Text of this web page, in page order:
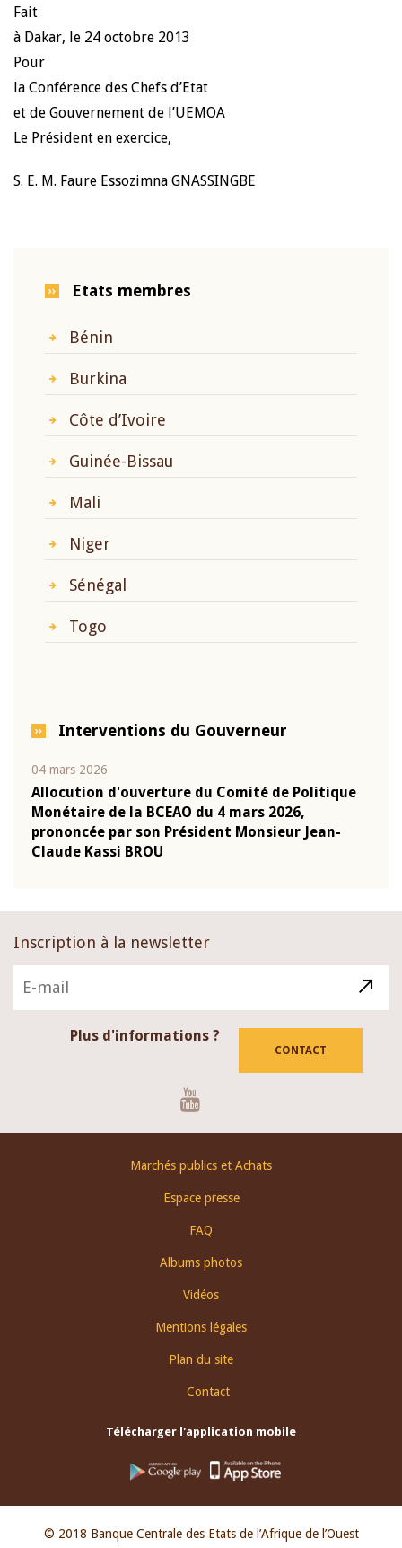
Fait
à Dakar, le 24 octobre 2013
Pour
la Conférence des Chefs d’Etat
et de Gouvernement de l’UEMOA
Le Président en exercice,
S. E. M. Faure Essozimna GNASSINGBE
Etats membres
Bénin
Burkina
Côte d’Ivoire
Guinée-Bissau
Mali
Niger
Sénégal
Togo
Interventions du Gouverneur
04 mars 2026
Allocution d'ouverture du Comité de Politique
Monétaire de la BCEAO du 4 mars 2026,
prononcée par son Président Monsieur Jean-
Claude Kassi BROU
Inscription à la newsletter
Plus d'informations ?
CONTACT
Marchés publics et Achats
Espace presse
FAQ
Albums photos
Vidéos
Mentions légales
Plan du site
Contact
Télécharger l'application mobile
© 2018 Banque Centrale des Etats de l’Afrique de l’Ouest